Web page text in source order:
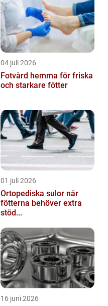
04 juli 2026
Fotvård hemma för friska
och starkare fötter
01 juli 2026
Ortopediska sulor när
fötterna behöver extra
stöd...
16 juni 2026